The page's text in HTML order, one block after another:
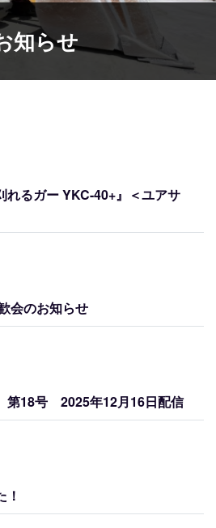
知らせ
れるガー YKC-40+』＜ユアサ
会のお知らせ
第18号 2025年12月16日配信